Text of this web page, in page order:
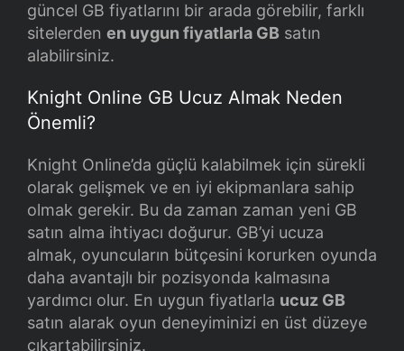
güncel GB fiyatlarını bir arada görebilir, farklı
sitelerden en uygun fiyatlarla GB satın
alabilirsiniz.
Knight Online GB Ucuz Almak Neden
Önemli?
Knight Online’da güçlü kalabilmek için sürekli
olarak gelişmek ve en iyi ekipmanlara sahip
olmak gerekir. Bu da zaman zaman yeni GB
satın alma ihtiyacı doğurur. GB’yi ucuza
almak, oyuncuların bütçesini korurken oyunda
daha avantajlı bir pozisyonda kalmasına
yardımcı olur. En uygun fiyatlarla ucuz GB
satın alarak oyun deneyiminizi en üst düzeye
çıkartabilirsiniz.